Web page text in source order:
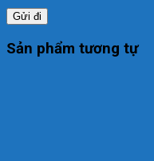
Sản phẩm tương tự